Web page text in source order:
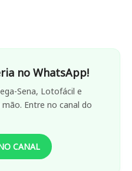
no WhatsApp!
Sena, Lotofácil e
Entre no canal do
CANAL